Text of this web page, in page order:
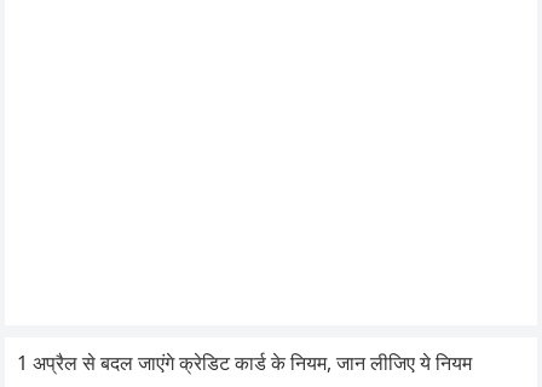
1 अप्रैल से बदल जाएंगे क्रेडिट कार्ड के नियम, जान लीजिए ये नियम